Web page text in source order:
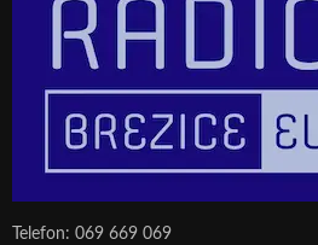
Telefon: 069 669 069